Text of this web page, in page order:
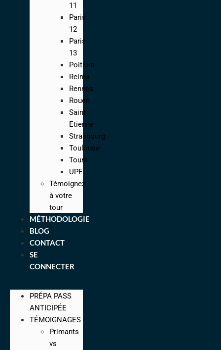
11
Paris
12
Paris
13
Poitiers
Reims
Rennes
Rouen
Saint
Etienne
Strasbourg
Toulouse
Tours
UPF
Témoignez
à votre
tour
MÉTHODOLOGIE
BLOG
CONTACT
SE
CONNECTER
PRÉPA PASS
ANTICIPÉE
TÉMOIGNAGES
Primants
vs